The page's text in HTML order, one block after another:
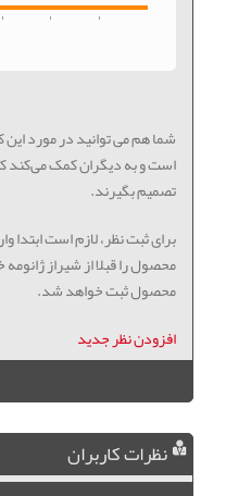
شما هم می توانید در مورد
است و به دیگران کمک می‌کند
تصمیم بگیرند.
برای ثبت نظر، لازم است
محصول را قبلا از شیراز
محصول ثبت خواهد شد.
افزودن نظر جدید
نظرات کاربران